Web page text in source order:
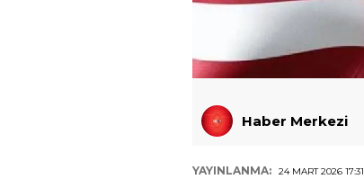
Haber Merkezi
YAYINLANMA: 24 MART 2026 17:31